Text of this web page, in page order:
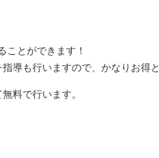
ことができます！
導も行いますので、かなりお得
料で行います。